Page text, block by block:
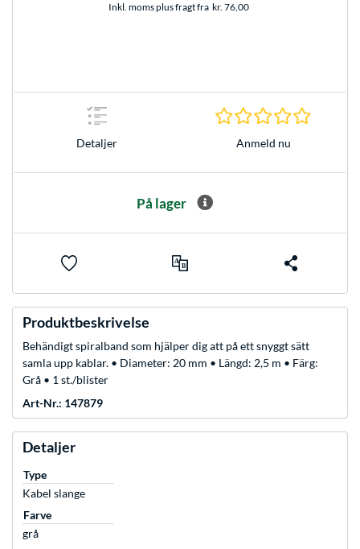
Inkl. moms plus fragt fra kr. 76,00
Detaljer Anmeld nu
På lager
Produktbeskrivelse
Behändigt spiralband som hjälper dig att på ett snyggt sätt
samla upp kablar. • Diameter: 20 mm • Längd: 2,5 m • Färg:
Grå • 1 st./blister
Art-Nr.: 147879
Detaljer
Type
Kabel slange
Farve
grå